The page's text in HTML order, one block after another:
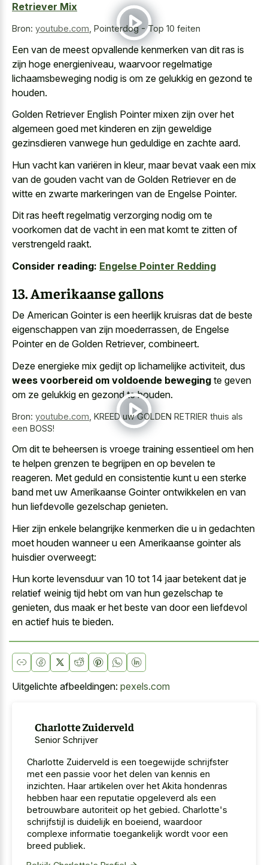
Retriever Mix
Bron: youtube.com Pointerdog - Top 10 feiten
Een van de meest opvallende kenmerken van dit ras is
zijn hoge energieniveau, waarvoor regelmatige
lichaamsbeweging nodig is om ze gelukkig en gezond te
houden.
Golden Retriever English Pointer mixen zijn over het
algemeen goed met kinderen en zijn geweldige
gezinsdieren vanwege hun geduldige en zachte aard.
Hun vacht kan variëren in kleur, maar bevat vaak een mix
van de gouden vacht van de Golden Retriever en de
witte en zwarte markeringen van de Engelse Pointer.
Dit ras heeft regelmatig verzorging nodig om te
voorkomen dat de vacht in een mat komt te zitten of
verstrengeld raakt.
Consider reading: Engelse Pointer Redding
13. Amerikaanse gallons
De American Gointer is een heerlijk kruisras dat de beste
eigenschappen van zijn moederrassen, de Engelse
Pointer en de Golden Retriever, combineert.
Deze energieke mix gedijt op lichamelijke activiteit, dus
wees voorbereid om voldoende beweging te geven
om ze gelukkig en gezond te houden.
Bron: youtube.com KREED uw GOLDEN RETRIER thuis als
een BOSS!
Om dit te beheersen is vroege training essentieel om hen
te helpen grenzen te begrijpen en op bevelen te
reageren. Met geduld en consistentie kunt u een sterke
band met uw Amerikaanse Gointer ontwikkelen en van
hun liefdevolle gezelschap genieten.
Hier zijn enkele belangrijke kenmerken die u in gedachten
moet houden wanneer u een Amerikaanse gointer als
huisdier overweegt:
Hun korte levensduur van 10 tot 14 jaar betekent dat je
relatief weinig tijd hebt om van hun gezelschap te
genieten, dus maak er het beste van door een liefdevol
en actief huis te bieden.
Uitgelichte afbeeldingen: pexels.com
Charlotte Zuiderveld
Senior Schrijver
Charlotte Zuiderveld is een toegewijde schrijfster
met een passie voor het delen van kennis en
inzichten. Haar artikelen over het Akita hondenras
hebben haar een reputatie opgeleverd als een
betrouwbare autoriteit op het gebied. Charlotte's
schrijfstijl is duidelijk en boeiend, waardoor
complexe informatie toegankelijk wordt voor een
breed publiek.